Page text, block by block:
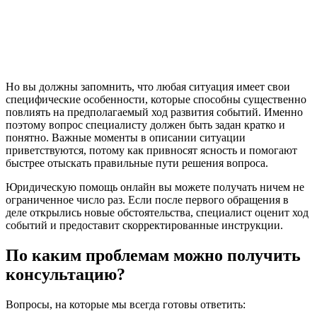
Но вы должны запомнить, что любая ситуация имеет свои
специфические особенности, которые способны существенно
повлиять на предполагаемый ход развития событий. Именно
поэтому вопрос специалисту должен быть задан кратко и
понятно. Важные моменты в описании ситуации
приветствуются, потому как привносят ясность и помогают
быстрее отыскать правильные пути решения вопроса.
Юридическую помощь онлайн вы можете получать ничем не
ограниченное число раз. Если после первого обращения в
деле открылись новые обстоятельства, специалист оценит ход
событий и предоставит скорректированные инструкции.
По каким проблемам можно получить
консультацию?
Вопросы, на которые мы всегда готовы ответить: